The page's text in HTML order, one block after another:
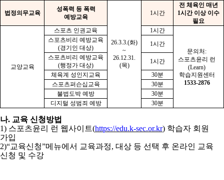
법정의무교육
성폭력 등 폭력
예방교육
26.3.3.(화)
~
26.12.31.
(목)
1시간
전 체육인 매년
1시간 이상 이수
필요
교양교육
스포츠 인권교육 1시간
문의처 :
스포츠윤리 런
(Learn)
학습지원센터
1533-2876
스포츠비리 예방교육
(경기인 대상)
1시간
스포츠비리 예방교육
(행정가 대상)
1시간
체육계 성인지교육 30분
스포츠퍼슨십교육
30분
불법도박 예방
30분
디지털 성범죄 예방
30분
나. 교육 신청방법
1) 스포츠윤리 런 웹사이트(https://edu.k-sec.or.kr) 학습자 회원
가입
2)“교육신청”메뉴에서 교육과정, 대상 등 선택 후 온라인 교육
신청 및 수강